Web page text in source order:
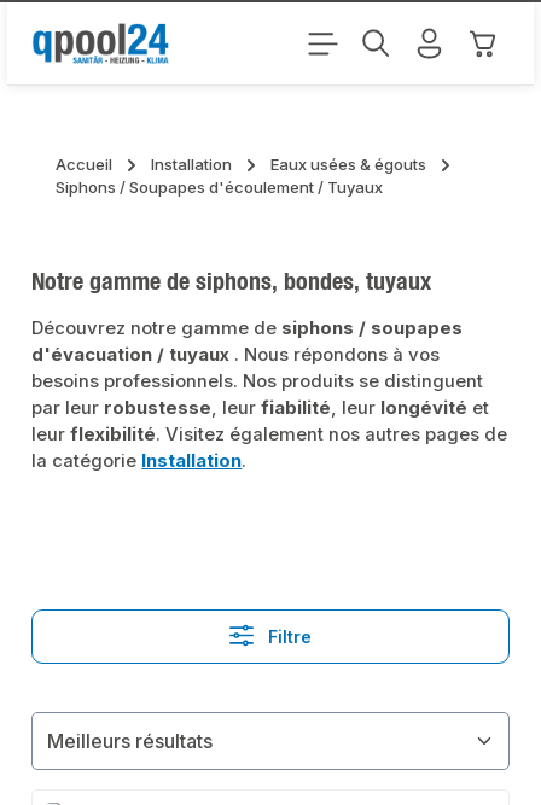
Passer au contenu principal Le
Accueil Installation
Eaux usées & égouts
Siphons / Soupapes d'écoulement / Tuyaux
Notre gamme de siphons, bondes, tuyaux
Découvrez notre gamme de siphons / soupapes
d'évacuation / tuyaux . Nous répondons à vos
besoins professionnels. Nos produits se distinguent
par leur robustesse, leurfiabilité, leur longévité et
leurflexibilité. Visitez également nos autres pages de
la catégorie Installation.
Filtre